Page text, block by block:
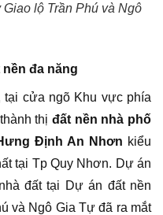
lộ Trần Phú và Ngô
đa năng
tại cửa ngõ Khu vực phía
thịđất nền nhà phố
Định An Nhơn kiểu
tại Tp Quy Nhơn. Dự án
đất tại Dự án đất nền
và Ngô Gia Tự đã ra mắt